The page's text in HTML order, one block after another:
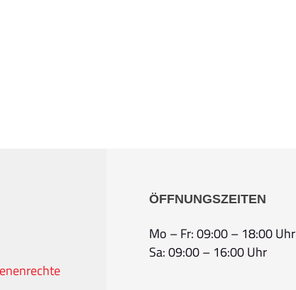
ÖFFNUNGSZEITEN
Mo – Fr: 09:00 – 18:00 Uhr
Sa: 09:00 – 16:00 Uhr